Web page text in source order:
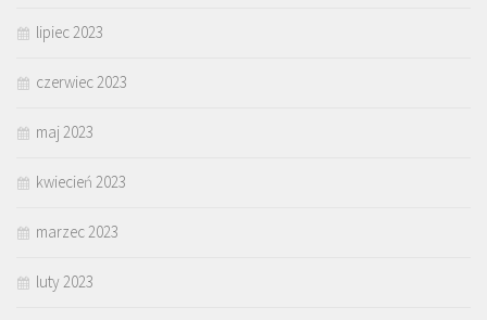
lipiec 2023
czerwiec 2023
maj 2023
kwiecień 2023
marzec 2023
luty 2023